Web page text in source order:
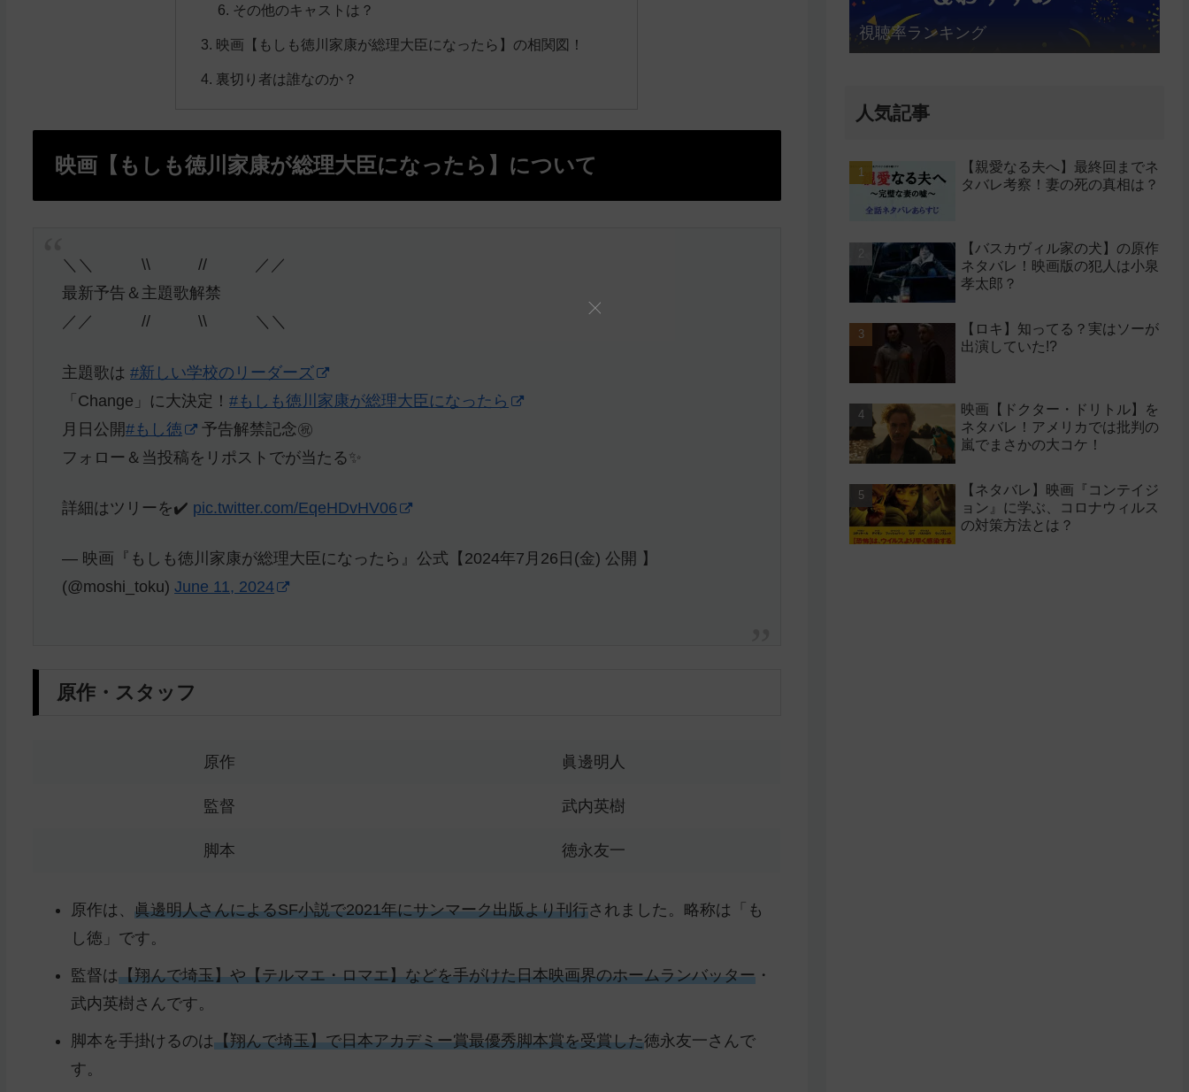
その他のキャストは？
映画【もしも徳川家康が総理大臣になったら】の相関図！
裏切り者は誰なのか？
映画【もしも徳川家康が総理大臣になったら】について
＼＼ \\ // ／／
️最新予告＆主題歌解禁
／／ // \\ ＼＼
主題歌は#新しい学校のリーダーズ
「Change」に大決定！#もしも徳川家康が総理大臣になったら
月日公開#もし徳
予告解禁記念㊗️
フォロー＆当投稿をリポストでが当たる✨
詳細はツリーを✔️ pic.twitter.com/EqeHDvHV06
— 映画『もしも徳川家康が総理大臣になったら』公式【2024年7月26日(金) 公開 】
(@moshi_toku)June 11, 2024
原作・スタッフ
原作 眞邊明人
監督 武内英樹
脚本 徳永友一
原作は、眞邊明人さんによるSF小説で2021年にサンマーク出版より刊行されました。略称は「も
し徳」です。
監督は【翔んで埼玉】や【テルマエ・ロマエ】などを手がけた日本映画界のホームランバッター ・
武内英樹さんです。
脚本を手掛けるのは【翔んで埼玉】で日本アカデミー賞最優秀脚本賞を受賞した徳永友一さんで
す。
視聴率ランキング
人気記事
【親愛なる夫へ】最終回までネ
タバレ考察！妻の死の真相は？
【バスカヴィル家の犬】の原作
ネタバレ！映画版の犯人は小泉
孝太郎？
【ロキ】知ってる？実はソーが
出演していた!?
映画【ドクター・ドリトル】を
ネタバレ！アメリカでは批判の
嵐でまさかの大コケ！
【ネタバレ】映画『コンテイジ
ョン』に学ぶ、コロナウィルス
の対策方法とは？